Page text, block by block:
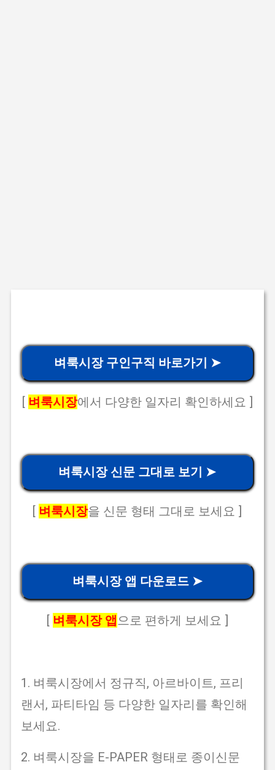
벼룩시장 구인구직 바로가기 ➤
[ 벼룩시장에서 다양한 일자리 확인하세요 ]
벼룩시장 신문 그대로 보기 ➤
[ 벼룩시장을 신문 형태 그대로 보세요 ]
벼룩시장 앱 다운로드 ➤
[ 벼룩시장 앱 으로 편하게 보세요 ]
1. 벼룩시장에서 정규직, 아르바이트, 프리
랜서, 파티타임 등 다양한 일자리를 확인해
보세요.
2. 벼룩시장을 E-PAPER 형태로 종이신문